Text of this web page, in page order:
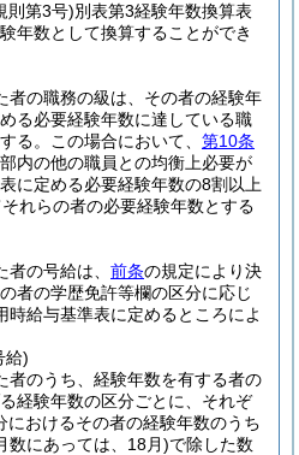
則第3号)別表第3経験年数換算表
年数として換算することができ
者の職務の級は、その者の経験年
る必要経験年数に達している職
る。
この場合において、 第10条
内の他の職員との均衡上必要が
に定める必要経験年数の8割以上
れらの者の必要経験年数とする
の号給は、 前条の規定により決
者の学歴免許等欄の区分に応じ
時給与基準表に定めるところによ
給)
者のうち、経験年数を有する者の
経験年数の区分ごとに、それぞ
におけるその者の経験年数のうち
数にあっては、18月)で除した数